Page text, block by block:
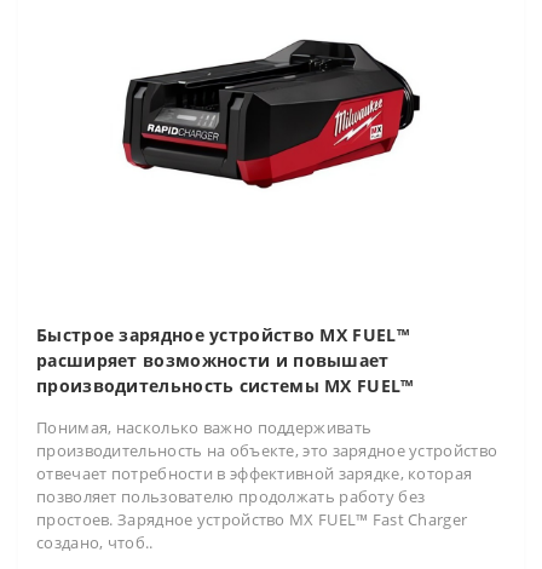
Быстрое зарядное устройство MX FUEL™
расширяет возможности и повышает
производительность системы MX FUEL™
Понимая, насколько важно поддерживать
производительность на объекте, это зарядное устройство
отвечает потребности в эффективной зарядке, которая
позволяет пользователю продолжать работу без
простоев. Зарядное устройство MX FUEL™ Fast Charger
создано, чтоб..